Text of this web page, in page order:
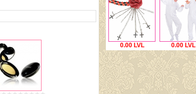
0.00 LVL 0.00 LVL